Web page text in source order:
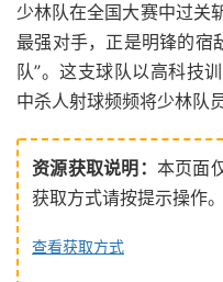
少林队在全国大赛中过关
最强对手，正是明锋的宿
队”。这支球队以高科技
中杀人射球频频将少林队
资源获取说明： 本页面
获取方式请按提示操作。
查看获取方式